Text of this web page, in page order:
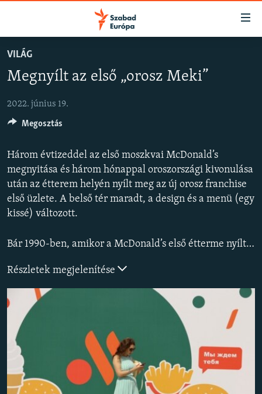
Akadálymentes
Ugrás
Ugrás
Ugrás
keresésre
AKTUÁLIS
PODCASTOK
VIDEÓK
NER15
SZABADON
TÁRSADALOM
A PÉNZ NYOMÁBAN
EURÓPAI UNIÓ
VILÁG
KLÍMAVÁLTOZÁS
A MÚLT TANULSÁGAI
KÖVESSEN MINKET!
VILÁG
Megnyílt az első „orosz Meki”
2022. június 19.
Három évtizeddel az első moszkvai McDonald’s
megnyitása és három hónappal oroszországi kivonulása
után az étterem helyén nyílt meg az új orosz franchise
első üzlete. A belső tér maradt, a design és a menü (egy
kissé) változott.
Bár 1990-ben, amikor a McDonald’s első étterme nyílt meg Moszkvában, pontosan ugyanott, ahol most az első Finom és Pont nyitotta meg kapuit, kicsit hosszabb volt a sor, így is emberek százai özönlöttek be a moszkvai Puskin téren található egykor híres üzletbe, amikor az étterem vasárnap orosz tulajdonossal és új névvel újra megnyitotta kapuit.
Részletek megjelenítése
Megosztás
Feliratkozás